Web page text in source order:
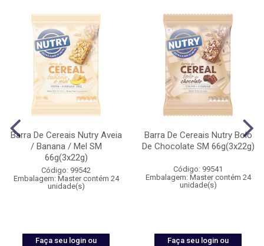
Barra De Cereais Nutry Aveia
/ Banana / Mel SM
66g(3x22g)
Código: 99542
Embalagem: Master contém 24
unidade(s)
Faça seu login ou
Barra De Cereais Nutry Bolo
De Chocolate SM 66g(3x22g)
Código: 99541
Embalagem: Master contém 24
unidade(s)
Faça seu login ou